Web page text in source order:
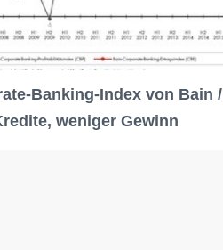
Banking-Index von Bain /
weniger Gewinn